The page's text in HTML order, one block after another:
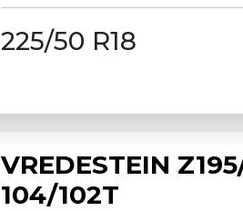
225/50 R18
VREDESTEIN
104/102T